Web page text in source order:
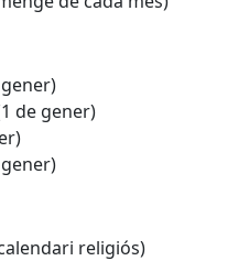
de gener)
religiós)